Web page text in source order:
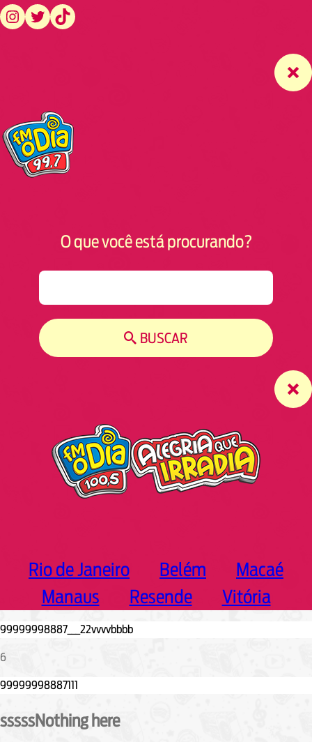
https://www.instagram.com/fmodia.macae/ https://twitter.com/fmodia.macae/ https://www.tiktok.com/@fmodia.macae
O que você está procurando?
BUSCAR
Rio de Janeiro Belém
Macaé
Manaus
Resende Vitória
6
sssssNothing here